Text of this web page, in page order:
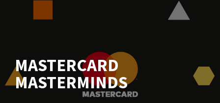
MASTERCARD
MASTERMINDS